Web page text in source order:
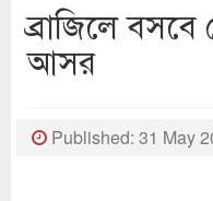
ব্রাজিলে
আসর
Published: 31 May